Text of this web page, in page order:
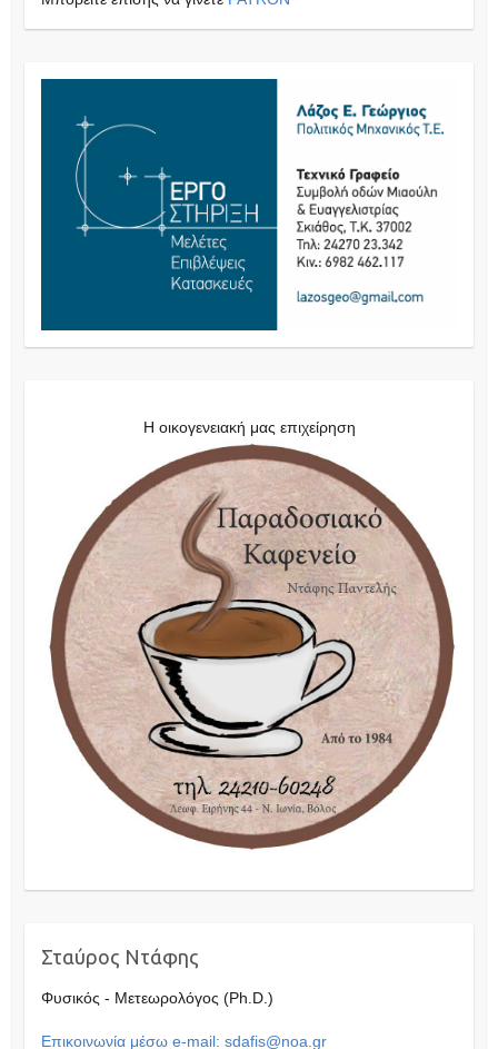
Η οικογενειακή μας επιχείρηση
Σταύρος Ντάφης
Φυσικός - Μετεωρολόγος (Ph.D.)
Επικοινωνία μέσω e-mail: sdafis@noa.gr